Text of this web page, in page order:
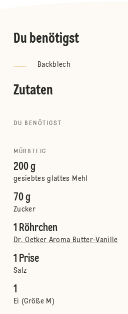
Du benötigst
Backblech
Zutaten
DU BENÖTIGST
MÜRBTEIG
200 g
gesiebtes glattes Mehl
70 g
Zucker
1 Röhrchen
Dr. Oetker Aroma Butter-Vanille
1 Prise
Salz
1
Ei (Größe M)